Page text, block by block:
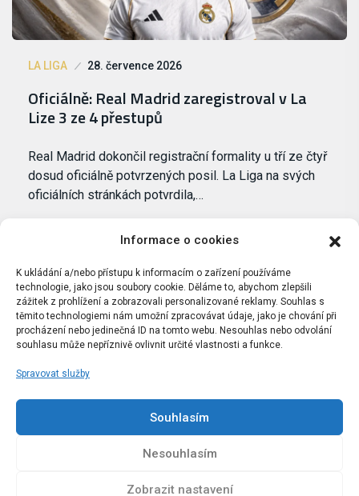
Informace o cookies
K ukládání a/nebo přístupu k informacím o zařízení používáme
technologie, jako jsou soubory cookie. Děláme to, abychom zlepšili
zážitek z prohlížení a zobrazovali personalizované reklamy. Souhlas s
těmito technologiemi nám umožní zpracovávat údaje, jako je chování při
procházení nebo jedinečná ID na tomto webu. Nesouhlas nebo odvolání
souhlasu může nepříznivě ovlivnit určité vlastnosti a funkce.
Spravovat služby
Souhlasím
Nesouhlasím
Zobrazit nastavení
LA LIGA 28. července 2026
Oficiálně: Real Madrid zaregistroval v La
Lize 3 ze 4 přestupů
Real Madrid dokončil registrační formality u tří ze čtyř
dosud oficiálně potvrzených posil. La Liga na svých
oficiálních stránkách potvrdila,…